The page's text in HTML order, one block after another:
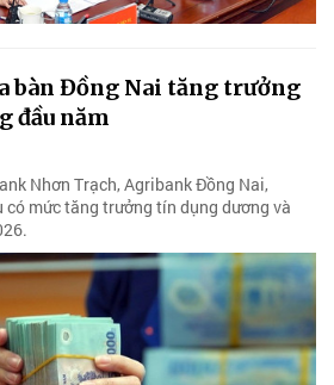
bàn Đồng Nai tăng trưởng
đầu năm
Nhơn Trạch, Agribank Đồng Nai,
mức tăng trưởng tín dụng dương và